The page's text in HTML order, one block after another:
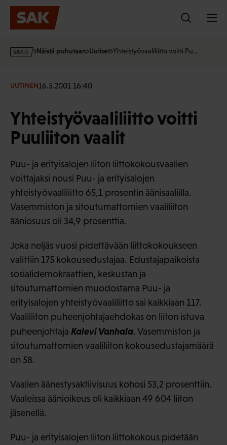
Hyppää
sisältöön
s
·
Näistä puhutaan Uutiset Yhteistyövaaliliitto voitti Pu…
UUTINEN16.5.2001 16:40
Yhteistyövaaliliitto voitti
Puuliiton vaalit
Puu- ja erityisalojen liiton liittokokousvaalien
voittajaksi nousi Puu- ja erityisalojen
yhteistyövaaliliitto 65,1 prosentin äänisaaliilla.
Vasemmiston ja sitoutumattomien vaaliliiton
ääniosuus oli 34,9 prosenttia.
Joka neljäs vuosi pidettävään liittokokoukseen
valittiin 175 kokousedustajaa. Edustajapaikoista
sosialidemokraattien, keskustan ja
sitoutumattomien muodostama Puu- ja
erityisalojen yhteistyövaaliliitto sai kaikkiaan 117.
Vaaliliiton puheenjohtajaehdokas on liiton istuva
puheenjohtaja Kalevi Vanhala. Vasemmiston ja
sitoutumattomien vaaliliiton kokousedustajamäärä
on 58.
Vaalien äänestysaktiivisuus kohosi 53,2 prosenttiin.
Vaaleissa äänioikeus oli kaikkiaan 49 604 liiton
jäsenellä.
Puu- ja erityisalojen liiton liittokokous pidetään